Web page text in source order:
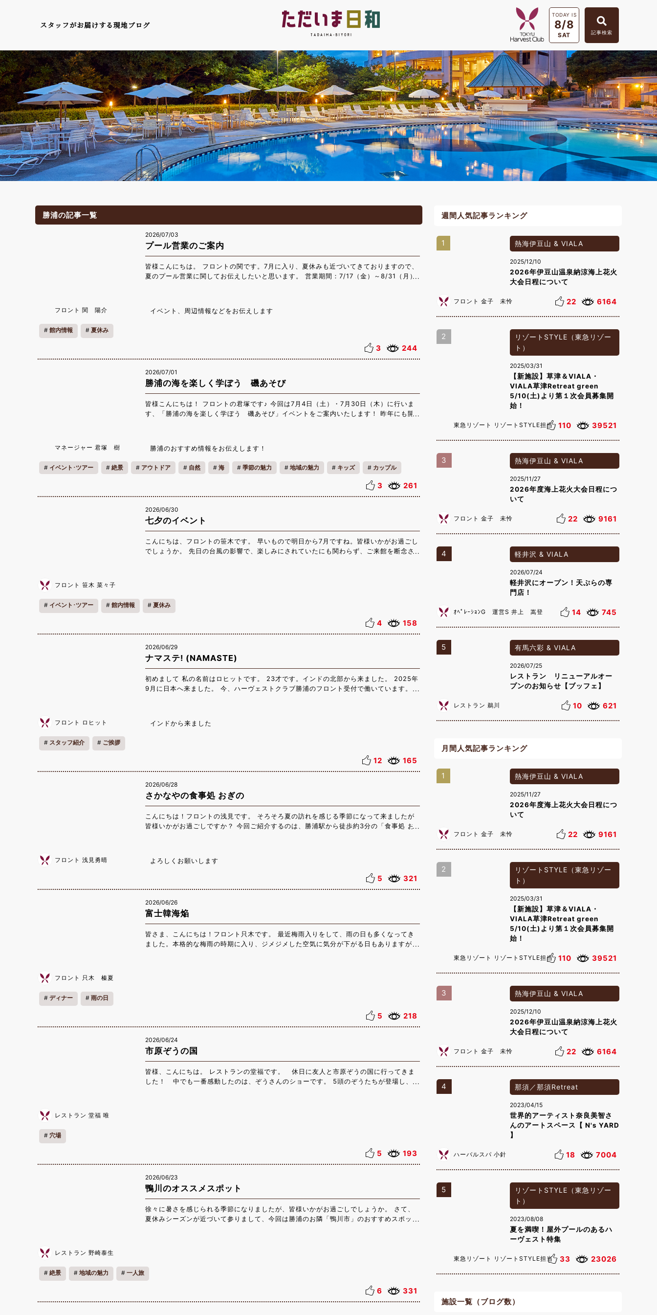
スタッフがお届けする現地ブログ
TODAY IS
8/8
SAT 記事検索
勝浦の記事一覧
2026/07/03
プール営業のご案内
皆様こんにちは。 フロントの関です。7月に入り、夏休みも近づいてきておりますので、
夏のプール営業に関してお伝えしたいと思います。 営業期間：7/17（金）～8/31（月）
ペースが大きくないので、極力お荷物はお車に積んだままでお願いいたします。 ※すぐに
フロント 関 陽介 イベント、周辺情報などをお伝えします
館内情報 夏休み
3 244
2026/07/01
勝浦の海を楽しく学ぼう 磯あそび
皆様こんにちは！ フロントの君塚です♪ 今回は7月4日（土）・7月30日（木）に行いま
す、「勝浦の海を楽しく学ぼう 磯あそび」イベントをご案内いたします！ 昨年にも開
いただけるイベントとなっております♪ ご参加希望の方は、一度ホテルまでお問い合わせ
ください☆ 日程：7月4日（土）・7月30日（木） 時間：7月4日（土）12：20/ホテル出
発 7月30日（木）9：45/ホテル出発 参加費：大人300円（施設入場料込み）
大学・高校生200円（施設入場料込み） 65歳以上・中学生以下100円
（施設入場料込み） 服装：スニーカー、長靴、マリンシューズなど滑りにくく、濡れて
手、日焼け止め、着替え 備考：3歳以下のお子様は参加をお断りしております。
小学生以下のお子様は保護者同伴でお願いいたします。 お問い合わせ：0470-76-
0109 東急ハーヴェストクラブ勝浦
マネージャー 君塚 樹 勝浦のおすすめ情報をお伝えします！
イベント･ツアー 絶景 アウトドア 自然 海 季節の魅力 地域の魅力 キッズ カップル
3 261
2026/06/30
七夕のイベント
こんにちは、フロントの笹木です。 早いもので明日から7月ですね。皆様いかがお過ごし
でしょうか。 先日の台風の影響で、楽しみにされていたにも関わらず、ご来館を断念さ
当館のスタッフが取りにいってまいりました🚙 フロントのロビーにて短冊をご用意して
おりますので、この機会にぜひ願い事を書いてみてはいかがでしょうか。 彦星と織姫と
フロント 笹木 菜々子
イベント･ツアー 館内情報 夏休み
4 158
2026/06/29
ナマステ! (NAMASTE)
初めまして 私の名前はロヒットです。 23才です。インドの北部から来ました。 2025年
9月に日本へ来ました。 今、ハーヴェストクラブ勝浦のフロント受付で働いています。
仕事、お客様へのサービス、コミュニケーション、そしておもてなし大切さをたくさん学
人や経験から学ぶことができました。 この経験に感謝しています。 毎日自分を成長させ
るために、新しいことを学んでいます。 日本に来る以前と比べて、日本語が上手になり
います。 これからも日本語の勉強をつづけて、もっと上手に話せるように頑張ります。
ここで働き、いつも真面目な気持ちで仕事に取組み、さらにたくさんのことを学んで、理
解を深めていきたいです。 すべてのお客様にあたたかく、丁寧なおもてなしを届けられ
るように頑張ります。 お客様のためにこれからも努力していきたいです。 どうぞよろし
くお願いいたします。
フロント ロヒット インドから来ました
スタッフ紹介 ご挨拶
12 165
2026/06/28
さかなやの食事処 おぎの
こんにちは！フロントの浅見です。 そろそろ夏の訪れを感じる季節になって来ましたが
皆様いかがお過ごしですか？ 今回ご紹介するのは、勝浦駅から徒歩約3分の「食事処 お
ましたが特においしかったのはカンパチです。 他にも帆立の貝柱はとても甘く、地ダコ
はとても噛み応えがあって美味しくいただきました！ 勝浦にお越しの際は、ぜひ「食事
フロント 浅見勇晴 よろしくお願いします
5 321
2026/06/26
富士韓海焔
皆さま、こんにちは！フロント只木です。 最近梅雨入りをして、雨の日も多くなってき
ました。本格的な梅雨の時期に入り、ジメジメした空気に気分が下がる日もありますが、
ですが、皆様体調にはお気をつけてお過ごしください！ ホテルハーヴェスト勝浦は梅雨
フロント 只木 榛夏
ディナー 雨の日
5 218
2026/06/24
市原ぞうの国
皆様、こんにちは。 レストランの堂福です。 休日に友人と市原ぞうの国に行ってきま
した！ 中でも一番感動したのは、ぞうさんのショーです。 5頭のぞうたちが登場し、お
る良い機会になりました。 今回は行けませんでしたが、隣接するサユリワールドにもぜ
ひ訪れてみたいと思いました！ 動物好きの方にはとてもおすすめのスポットです。
（時期により異なる） 【サユリワールド】 ・営業時間：9:30～16:30（時期により変
動あり） ・定休日：主に木曜日（時期によって異なる）
レストラン 堂福 唯
穴場
5 193
2026/06/23
鴨川のオススメスポット
徐々に暑さを感じられる季節になりましたが、皆様いかがお過ごしでしょうか。 さて、
夏休みシーズンが近づいて参りまして、今回は勝浦のお隣「鴨川市」のおすすめスポット
ったことからそう名付けられたと言われています。 また、中央にある女神像の前に南京
夫婦の方はもちろん、カップルの方にもおすすめのスポットとなっております。 鴨川と
いえば、「鴨川シーワールド」が有名ですが、「おらが丼」はじめとしたおいしい海鮮グ
レストラン 野崎泰生
絶景 地域の魅力 一人旅
6 331
週間人気記事ランキング
1 熱海伊豆山 & VIALA
2025/12/10
2026年伊豆山温泉納涼海上花火
大会日程について
フロント 金子 未怜 22 6164
2
リゾートSTYLE（東急リゾー
ト）
2025/03/31
【新施設】草津＆VIALA・
VIALA草津Retreat green
5/10(土)より第１次会員募集開
始！
東急リゾート リゾートSTYLE担当 110 39521
3 熱海伊豆山 & VIALA
2025/11/27
2026年度海上花火大会日程につ
いて
フロント 金子 未怜 22 9161
4 軽井沢 & VIALA
2026/07/24
軽井沢にオープン！天ぷらの専
門店！
ｵﾍﾟﾚｰｼｮﾝG 運営S 井上 嵩登 14 745
5 有馬六彩 & VIALA
2026/07/25
レストラン リニューアルオー
プンのお知らせ【ブッフェ】
レストラン 鵜川 10 621
月間人気記事ランキング
1 熱海伊豆山 & VIALA
2025/11/27
2026年度海上花火大会日程につ
いて
フロント 金子 未怜 22 9161
2
リゾートSTYLE（東急リゾー
ト）
2025/03/31
【新施設】草津＆VIALA・
VIALA草津Retreat green
5/10(土)より第１次会員募集開
始！
東急リゾート リゾートSTYLE担当 110 39521
3 熱海伊豆山 & VIALA
2025/12/10
2026年伊豆山温泉納涼海上花火
大会日程について
フロント 金子 未怜 22 6164
4 那須／那須Retreat
2023/04/15
世界的アーティスト奈良美智さ
んのアートスペース【 N's YARD
】
ハーバルスパ 小針 18 7004
5
リゾートSTYLE（東急リゾー
ト）
2023/08/08
夏を満喫！屋外プールのあるハ
ーヴェスト特集
東急リゾート リゾートSTYLE担当 33 23026
施設一覧（ブログ数）